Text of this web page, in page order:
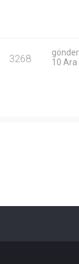
3268
10 Ara